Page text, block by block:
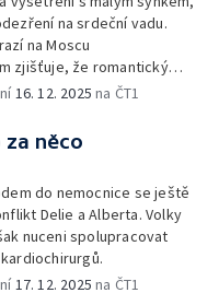
na srdeční vadu.
na Moscu
zjišťuje, že romantický
primář.
16. 12. 2025 na ČT1
za něco
do nemocnice se ještě
Delie a Alberta. Volky
nuceni spolupracovat
17. 12. 2025 na ČT1